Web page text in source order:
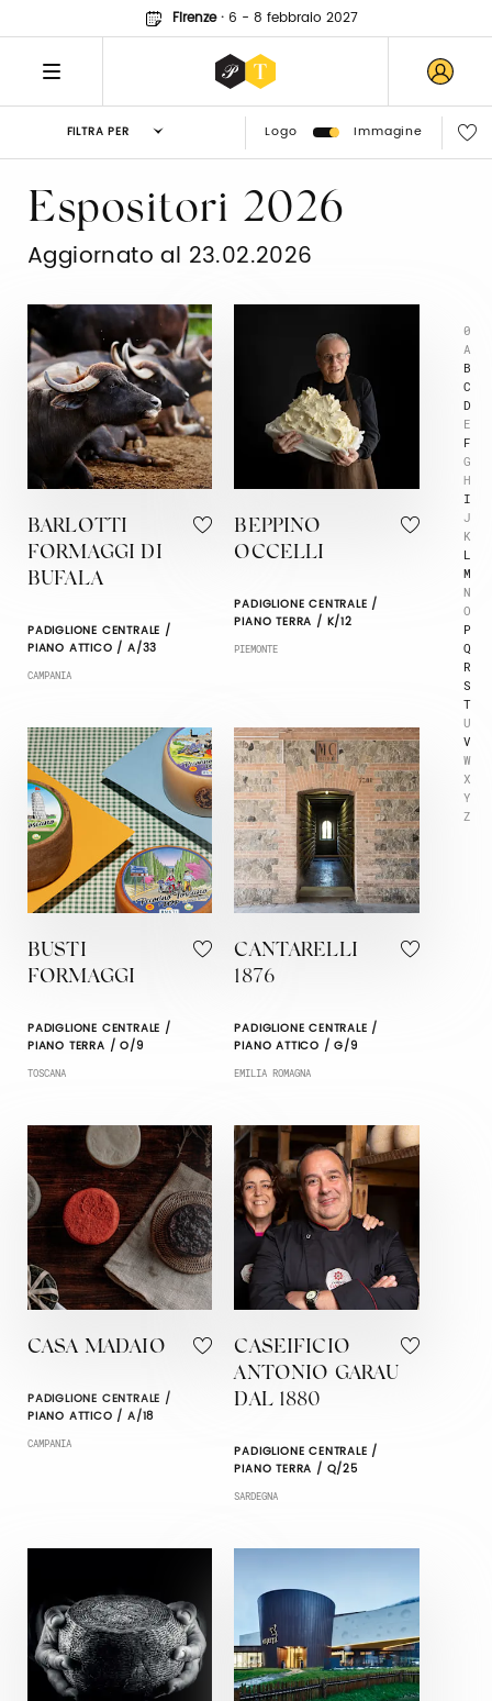
Firenze· 6 - 8 febbraio 2027
FILTRA PER Logo Immagine
0
A
B
C
D
E
F
G
H
I
J
K
L
M
N
O
P
Q
R
S
T
U
V
W
X
Y
Z
Espositori 2026
Aggiornato al 23.02.2026
BARLOTTI
FORMAGGI DI
BUFALA
PADIGLIONE CENTRALE /
PIANO ATTICO / A/33
CAMPANIA
BEPPINO
OCCELLI
PADIGLIONE CENTRALE /
PIANO TERRA / K/12
PIEMONTE
BUSTI
FORMAGGI
PADIGLIONE CENTRALE /
PIANO TERRA / O/9
TOSCANA
CANTARELLI
1876
PADIGLIONE CENTRALE /
PIANO ATTICO / G/9
EMILIA ROMAGNA
CASA MADAIO
PADIGLIONE CENTRALE /
PIANO ATTICO / A/18
CAMPANIA
CASEIFICIO
ANTONIO GARAU
DAL 1880
PADIGLIONE CENTRALE /
PIANO TERRA / Q/25
SARDEGNA